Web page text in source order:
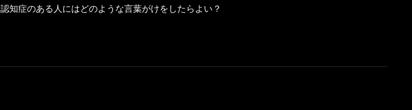
認知症のある人にはどのような言葉がけをしたらよい？